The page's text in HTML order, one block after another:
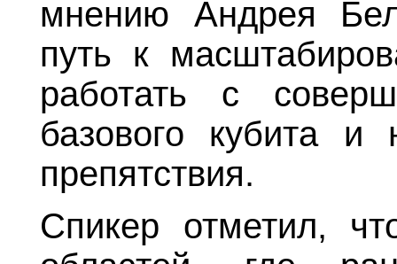
мнению Андрея
путь к
работать с
базового кубита
препятствия.
Спикер отметил,